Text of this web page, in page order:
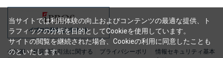
会社概
特定商取引法に関する
プライバシーポリ
情報セキュリティ基本
当サイトでは利用体験の向上およびコンテンツの最適な提供、ト
ラフィックの分析を目的としてCookieを使用しています。
サイトの閲覧を継続された場合、Cookieの利用に同意したことも
のといたします。